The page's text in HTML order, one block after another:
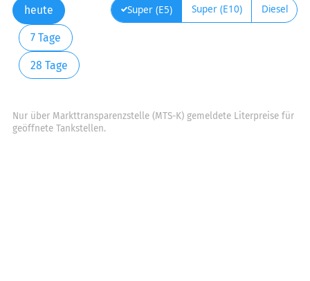
heute
7 Tage
28 Tage
Super (E5) Super (E10) Diesel
Nur über Markttransparenzstelle (MTS-K) gemeldete Literpreise für
geöffnete Tankstellen.